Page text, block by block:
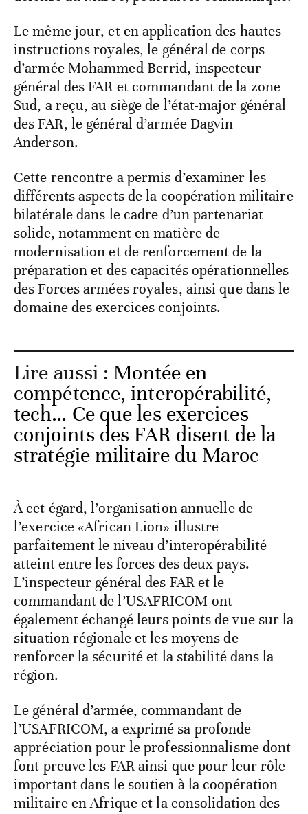
Le même jour, et en application des hautes
instructions royales, le général de corps
d’armée Mohammed Berrid, inspecteur
général des FAR et commandant de la zone
Sud, a reçu, au siège de l’état-major général
des FAR, le général d’armée Dagvin
Anderson.
Cette rencontre a permis d’examiner les
différents aspects de la coopération militaire
bilatérale dans le cadre d’un partenariat
solide, notamment en matière de
modernisation et de renforcement de la
préparation et des capacités opérationnelles
des Forces armées royales, ainsi que dans le
domaine des exercices conjoints.
Lire aussi : Montée en
compétence, interopérabilité,
tech… Ce que les exercices
conjoints des FAR disent de la
stratégie militaire du Maroc
À cet égard, l’organisation annuelle de
l’exercice «African Lion» illustre
parfaitement le niveau d’interopérabilité
atteint entre les forces des deux pays.
L’inspecteur général des FAR et le
commandant de l’USAFRICOM ont
également échangé leurs points de vue sur la
situation régionale et les moyens de
renforcer la sécurité et la stabilité dans la
région.
Le général d’armée, commandant de
l’USAFRICOM, a exprimé sa profonde
appréciation pour le professionnalisme dont
font preuve les FAR ainsi que pour leur rôle
important dans le soutien à la coopération
militaire en Afrique et la consolidation des